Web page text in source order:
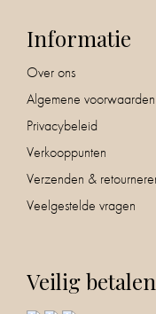
Informatie
Over ons
Algemene voorwaarden
Privacybeleid
Verkooppunten
Verzenden &
Veelgestelde vragen
Veilig betalen